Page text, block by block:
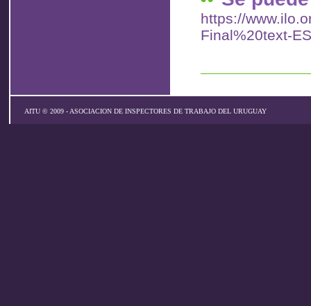
https://
Final%20text-
AITU © 2009 - ASOCIACION DE INSPECTORES DE TRABAJO DEL URUGUAY